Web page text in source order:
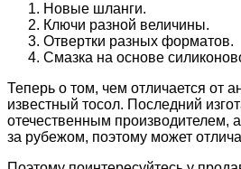
Новые шланги.
Ключи разной величины.
Отвертки разных форматов.
Смазка на основе
Теперь о том, чем отличается от
известный тосол. Последний
отечественным производителем,
за рубежом, поэтому может